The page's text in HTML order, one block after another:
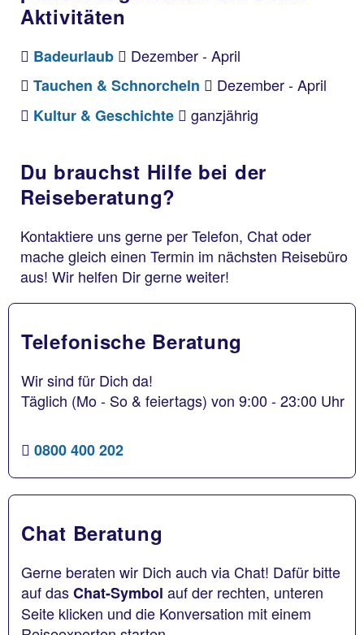
Aktivitäten
Badeurlaub
Dezember - April
Tauchen & Schnorcheln
Dezember - April
Kultur & Geschichte
ganzjährig
Du brauchst Hilfe bei der
Reiseberatung?
Kontaktiere uns gerne per Telefon, Chat oder
mache gleich einen Termin im nächsten Reisebüro
aus! Wir helfen Dir gerne weiter!
Telefonische Beratung
Wir sind für Dich da!
Täglich (Mo - So & feiertags) von 9:00 - 23:00 Uhr
0800 400 202
Chat Beratung
Gerne beraten wir Dich auch via Chat! Dafür bitte
auf dasChat-Symbol auf der rechten, unteren
Seite klicken und die Konversation mit einem